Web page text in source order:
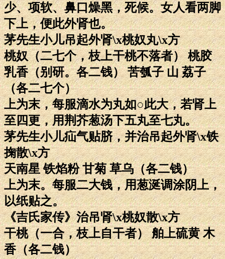
少、项软、鼻口燥黑，死候。女人看两脚
下上，便此外肾也。
茅先生小儿吊起外肾\x桃奴丸\x方
桃奴（二七个，枝上干桃不落者） 桃胶
乳香（别研。各二钱） 苦瓠子 山 荔子
（各二七个）
上为末，每服滴水为丸如○此大，若肾上
至四更，用荆芥葱汤下五丸至七丸。
茅先生小儿疝气贴脐，并治吊起外肾\x铁
掬散\x方
天南星 铁焰粉 甘菊 草乌（各二钱）
上为末。每服二大钱，用葱涎调涂阴上，
以纸贴之。
《吉氏家传》治吊肾\x桃奴散\x方
干桃（一合，枝上自干者） 舶上硫黄 木
香（各二钱）